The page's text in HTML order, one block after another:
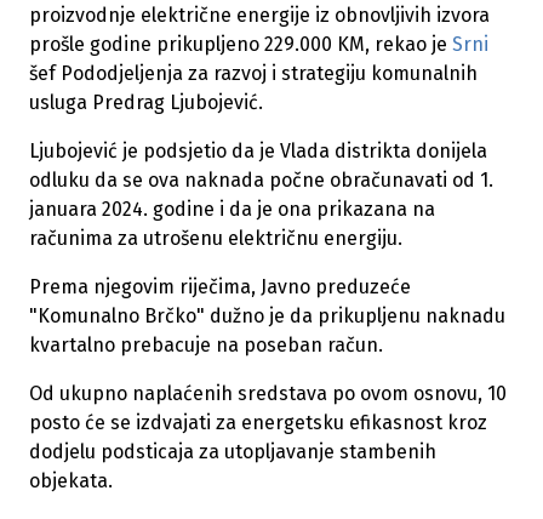
proizvodnje električne energije iz obnovljivih izvora
prošle godine prikupljeno 229.000 KM, rekao je Srni
šef Pododjeljenja za razvoj i strategiju komunalnih
usluga Predrag Ljubojević.
Ljubojević je podsjetio da je Vlada distrikta donijela
odluku da se ova naknada počne obračunavati od 1.
januara 2024. godine i da je ona prikazana na
računima za utrošenu električnu energiju.
Prema njegovim riječima, Javno preduzeće
"Komunalno Brčko" dužno je da prikupljenu naknadu
kvartalno prebacuje na poseban račun.
Od ukupno naplaćenih sredstava po ovom osnovu, 10
posto će se izdvajati za energetsku efikasnost kroz
dodjelu podsticaja za utopljavanje stambenih
objekata.